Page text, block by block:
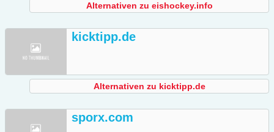
Alternativen zu eishockey.info
kicktipp.de
Alternativen zu kicktipp.de
sporx.com